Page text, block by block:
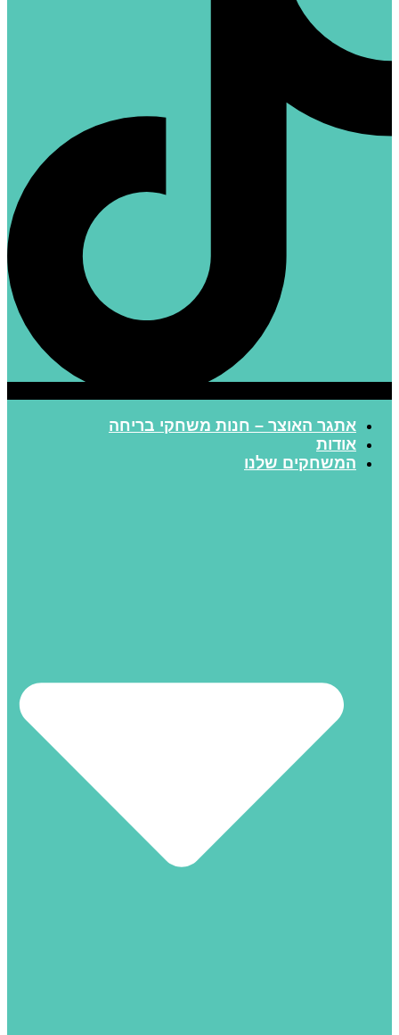
אתגר האוצר – חנות משחקי בריחה
אודות
המשחקים שלנו